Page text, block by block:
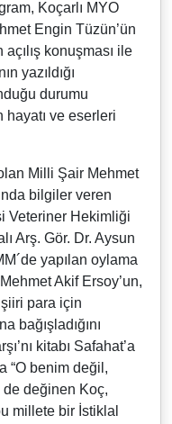
Koçarlı MYO
Engin Tüzün’ün
konuşması ile
yazıldığı
durumu
hayatı ve eserleri
Milli Şair Mehmet
bilgiler veren
Veteriner Hekimliği
Arş. Gör. Dr. Aysun
yapılan oylama
Akif Ersoy’un,
para için
bağışladığını
kitabı Safahat’a
“O benim değil,
de değinen Koç,
millete bir İstiklal